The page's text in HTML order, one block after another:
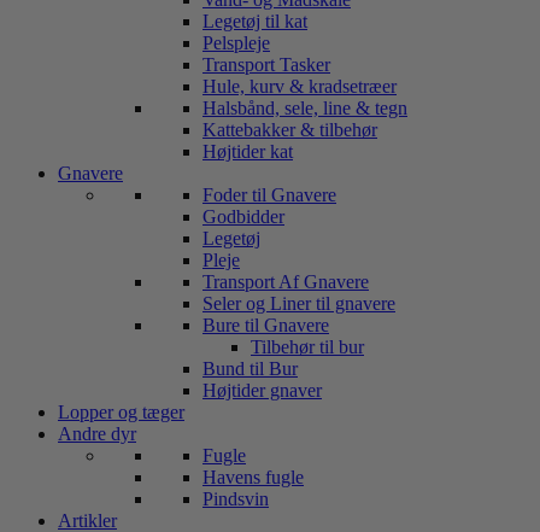
Legetøj til kat
Pelspleje
Transport Tasker
Hule, kurv & kradsetræer
Halsbånd, sele, line & tegn
Kattebakker & tilbehør
Højtider kat
Gnavere
Foder til Gnavere
Godbidder
Legetøj
Pleje
Transport Af Gnavere
Seler og Liner til gnavere
Bure til Gnavere
Tilbehør til bur
Bund til Bur
Højtider gnaver
Lopper og tæger
Andre dyr
Fugle
Havens fugle
Pindsvin
Artikler